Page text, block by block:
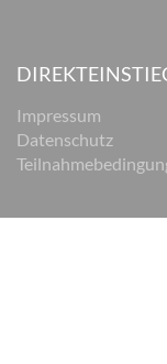
Impressum
Datenschutz